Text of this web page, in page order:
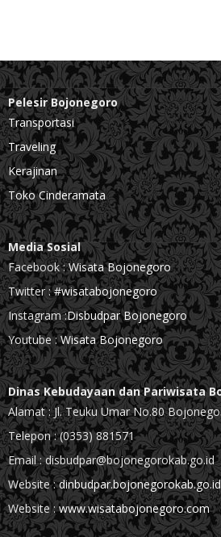
Pelesir Bojonegoro
Transportasi
Traveling
Kerajinan
Toko Cinderamata
Media Sosial
Facebook :Wisata Bojonegoro
Twitter :#wisatabojonegoro
Instagram :Disbudpar Bojonegoro
Youtube :Wisata Bojonegoro
Dinas Kebudayaan dan Pariwisata
Alamat : Jl. Teuku Umar No.80
Telepon : (0353) 881571
Email : disbudpar@bojonegorokab.go.id
Website :dinbudpar.bojonegorokab.go.id
Website :www.wisatabojonegoro.com